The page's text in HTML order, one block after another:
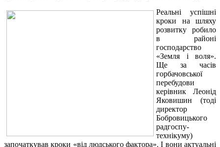
Реальні успішні
кроки на шляху
розвитку робило
в районі
господарство
«Земля і воля».
Ще за часів
горбачовської
перебудови
керівник Леонід
Яковишин (тоді
директор
Бобровицького
радгоспу-
технікуму)
започаткував кроки «від людського фактора». І вони актуальні